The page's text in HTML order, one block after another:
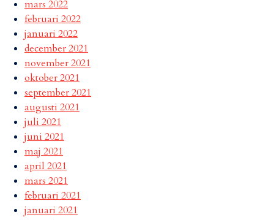
mars 2022
februari 2022
januari 2022
december 2021
november 2021
oktober 2021
september 2021
augusti 2021
juli 2021
juni 2021
maj 2021
april 2021
mars 2021
februari 2021
januari 2021